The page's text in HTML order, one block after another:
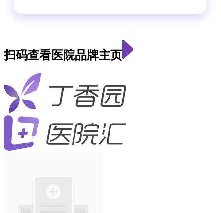
扫码查看医院品牌主页